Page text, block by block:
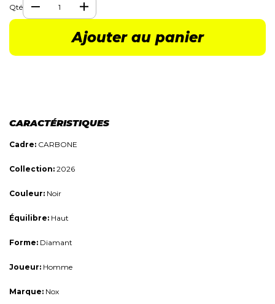
Qté
Ajouter au panier
CARACTÉRISTIQUES
Cadre: CARBONE
Collection: 2026
Couleur: Noir
Équilibre: Haut
Forme: Diamant
Joueur: Homme
Marque: Nox